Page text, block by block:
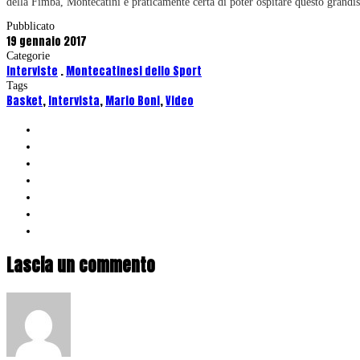
Pubblicato
19 gennaio 2017
Categorie
Interviste .Montecatinesi dello Sport
Tags
Basket,Intervista,Mario Boni,Video
Lascia un commento